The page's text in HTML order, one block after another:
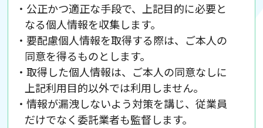
・公正かつ適正な手段で、上記目的に必要と
なる個人情報を収集します。
・要配慮個人情報を取得する際は、ご本人の
同意を得るものとします。
・取得した個人情報は、ご本人の同意なしに
上記利用目的以外では利用しません。
・情報が漏洩しないよう対策を講じ、従業員
だけでなく委託業者も監督します。